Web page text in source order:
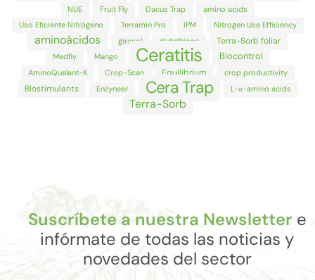
NUE
Fruit Fly Dacus Trap
amino acids
Uso Eficiente Nitrógeno
Terramin Pro IPM Nitrogen Use Efficiency
aminoácidos girasol glutathione Terra-Sorb foliar
Medfly Mango Ceratitis Biocontrol
AminoQuelant-K Crop-Scan Equilibrium crop productivity
Biostimulants Enzyneer Cera Trap L-α-amino acids
Terra-Sorb
Suscríbete a nuestra Newsletter e
infórmate de todas las noticias y
novedades del sector